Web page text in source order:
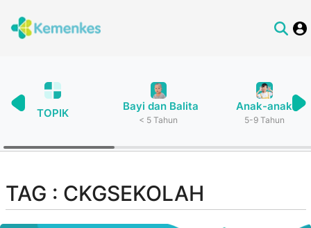
TOPIK
Bayi dan Balita
< 5 Tahun
Anak-anak
5-9 Tahun
TAG : CKGSEKOLAH